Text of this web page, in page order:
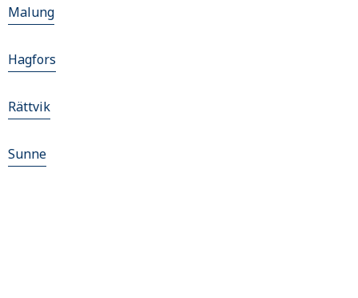
Malung
Hagfors
Rättvik
Sunne